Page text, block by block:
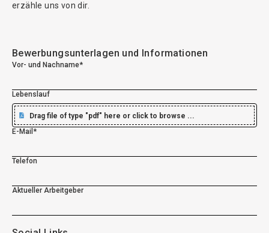
erzähle uns von dir.
Bewerbungsunterlagen und Informationen
Vor- und Nachname*
Lebenslauf
Drag file of type "pdf" here or click to browse ...
E-Mail*
Telefon
Aktueller Arbeitgeber